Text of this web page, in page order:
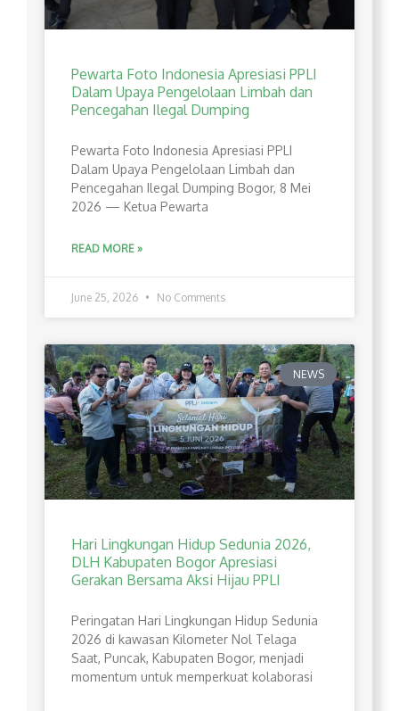
Pewarta Foto Indonesia Apresiasi PPLI
Dalam Upaya Pengelolaan Limbah dan
Pencegahan Ilegal Dumping
Pewarta Foto Indonesia Apresiasi PPLI
Dalam Upaya Pengelolaan Limbah dan
Pencegahan Ilegal Dumping Bogor, 8 Mei
2026 — Ketua Pewarta
READ MORE »
June 25, 2026 No Comments
NEWS
Hari Lingkungan Hidup Sedunia 2026,
DLH Kabupaten Bogor Apresiasi
Gerakan Bersama Aksi Hijau PPLI
Peringatan Hari Lingkungan Hidup Sedunia
2026 di kawasan Kilometer Nol Telaga
Saat, Puncak, Kabupaten Bogor, menjadi
momentum untuk memperkuat kolaborasi